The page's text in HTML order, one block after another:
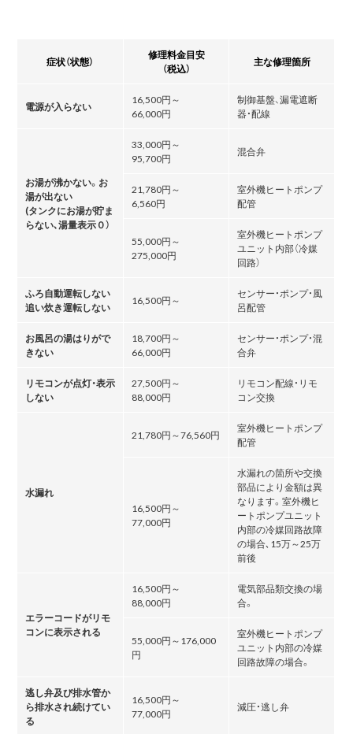
症状（状態）
修理料金目安
（税込）
主な修理箇所
電源が入らない
16,500円～
66,000円
制御基盤、漏電遮断
器・配線
お湯が沸かない。お
湯が出ない
(タンクにお湯が貯ま
らない､湯量表示０）
33,000円～
95,700円
混合弁
21,780円～
6,560円
室外機ヒートポンプ
配管
55,000円～
275,000円
室外機ヒートポンプ
ユニット内部（冷媒
回路）
ふろ自動運転しない
追い炊き運転しない
16,500円～
センサー・ポンプ・風
呂配管
お風呂の湯はりがで
きない
18,700円～
66,000円
センサー・ポンプ・混
合弁
リモコンが点灯・表示
しない
27,500円～
88,000円
リモコン配線・リモ
コン交換
水漏れ
21,780円～76,560円
室外機ヒートポンプ
配管
16,500円～
77,000円
水漏れの箇所や交換
部品により金額は異
なります。室外機ヒ
ートポンプユニット
内部の冷媒回路故障
の場合､15万～25万
前後
エラーコードがリモ
コンに表示される
16,500円～
88,000円
電気部品類交換の場
合。
55,000円～176,000
円
室外機ヒートポンプ
ユニット内部の冷媒
回路故障の場合。
逃し弁及び排水管か
ら排水され続けてい
る
16,500円～
77,000円
減圧・逃し弁